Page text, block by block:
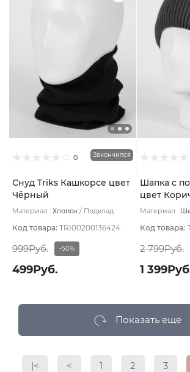
0 Закончился
Снуд Triks Кашкорсе цвет
Чёрный
Материал : Хлопок
Подклад:
Код товара: TRI00200136424
999Руб. -50%
499Руб.
Шапка с
цвет
Материал :
Код товара:
2 799Руб.
1
Показать еще
|< < 1 2 3